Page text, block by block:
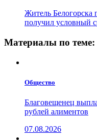
Житель Белогорска
получил условный
Материалы по теме:
Общество
Благовещенец
рублей алиментов
07.08.2026